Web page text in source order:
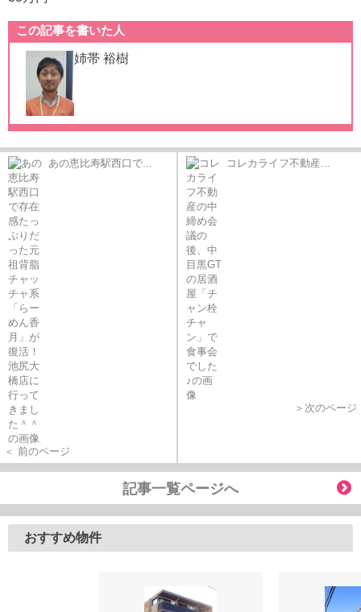
この記事を書いた人
姉帯 裕樹
あの恵比寿駅西口で...
＜ 前のページ
コレカライフ不動産...
＞次のページ
記事一覧ページへ
おすすめ物件